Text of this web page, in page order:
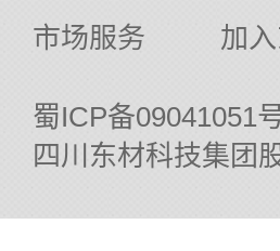
市场服务
加
蜀ICP备09041051
四川东材科技集团